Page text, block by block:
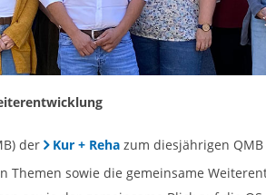
der Kur + Reha zum diesjährigen
sowie die gemeinsame